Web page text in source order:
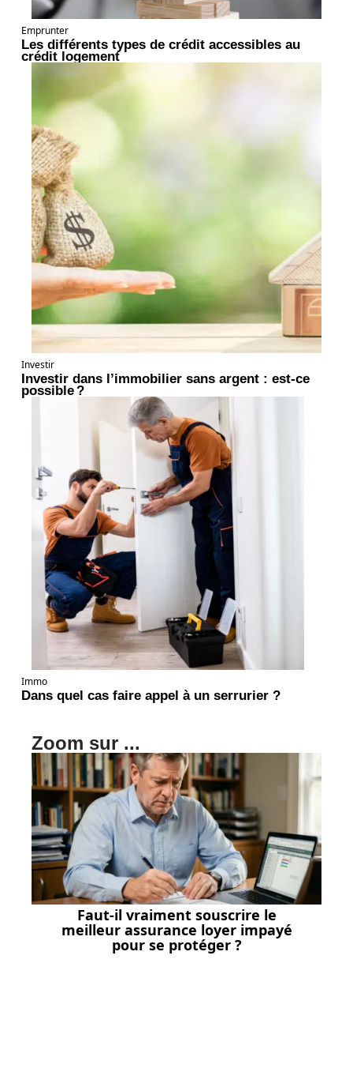
Emprunter
Les différents types de crédit accessibles au
crédit logement
Investir
Investir dans l’immobilier sans argent : est-ce
possible ?
Immo
Dans quel cas faire appel à un serrurier ?
Zoom sur ...
Faut-il vraiment souscrire le
meilleur assurance loyer impayé
pour se protéger ?